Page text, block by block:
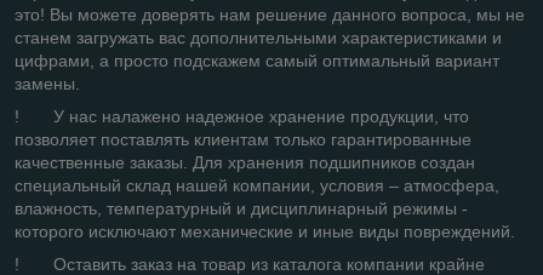
это! Вы можете доверять нам решение данного вопроса, мы не
станем загружать вас дополнительными характеристиками и
цифрами, а просто подскажем самый оптимальный вариант
замены.
! У нас налажено надежное хранение продукции, что
позволяет поставлять клиентам только гарантированные
качественные заказы. Для хранения подшипников создан
специальный склад нашей компании, условия – атмосфера,
влажность, температурный и дисциплинарный режимы -
которого исключают механические и иные виды повреждений.
! Оставить заказ на товар из каталога компании крайне